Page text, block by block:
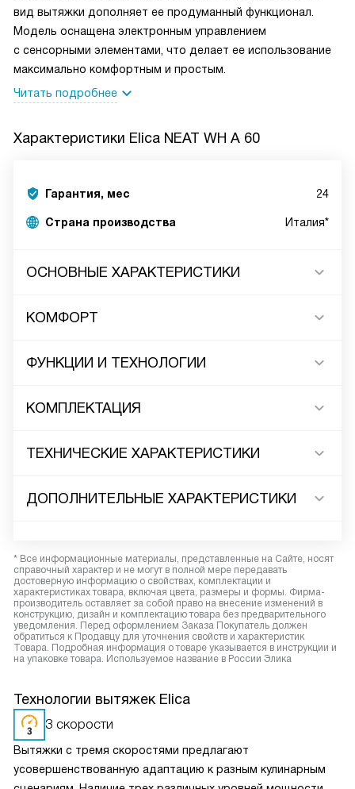
вид вытяжки дополняет ее продуманный функционал.
Модель оснащена электронным управлением
с сенсорными элементами, что делает ее использование
максимально комфортным и простым.
Читать подробнее
Характеристики Elica NEAT WH A 60
Гарантия, мес 24
Страна производства Италия*
ОСНОВНЫЕ ХАРАКТЕРИСТИКИ
КОМФОРТ
ФУНКЦИИ И ТЕХНОЛОГИИ
КОМПЛЕКТАЦИЯ
ТЕХНИЧЕСКИЕ ХАРАКТЕРИСТИКИ
ДОПОЛНИТЕЛЬНЫЕ ХАРАКТЕРИСТИКИ
* Все информационные материалы, представленные на Сайте, носят
справочный характер и не могут в полной мере передавать
достоверную информацию о свойствах, комплектации и
характеристиках товара, включая цвета, размеры и формы. Фирма-
производитель оставляет за собой право на внесение изменений в
конструкцию, дизайн и комплектацию товара без предварительного
уведомления. Перед оформлением Заказа Покупатель должен
обратиться к Продавцу для уточнения свойств и характеристик
Товара. Подробная информация о товаре указывается в инструкции и
на упаковке товара. Используемое название в России Элика
Технологии вытяжек Elica
3 скорости
Вытяжки с тремя скоростями предлагают
усовершенствованную адаптацию к разным кулинарным